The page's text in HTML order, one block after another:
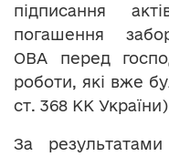
підписання
погашення
ОВА перед
роботи, які вже
ст. 368 КК
За